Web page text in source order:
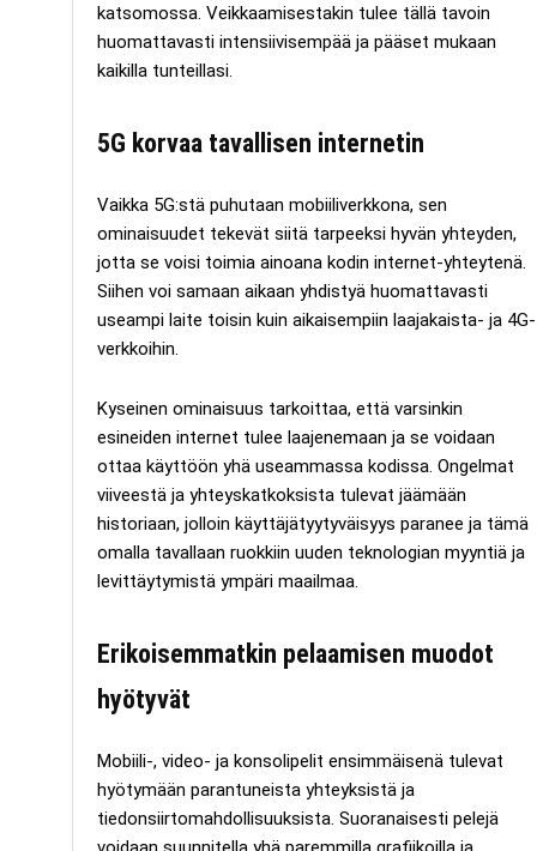
katsomossa. Veikkaamisestakin tulee tällä tavoin
huomattavasti intensiivisempää ja pääset mukaan
kaikilla tunteillasi.
5G korvaa tavallisen internetin
Vaikka 5G:stä puhutaan mobiiliverkkona, sen
ominaisuudet tekevät siitä tarpeeksi hyvän yhteyden,
jotta se voisi toimia ainoana kodin internet-yhteytenä.
Siihen voi samaan aikaan yhdistyä huomattavasti
useampi laite toisin kuin aikaisempiin laajakaista- ja 4G-
verkkoihin.
Kyseinen ominaisuus tarkoittaa, että varsinkin
esineiden internet tulee laajenemaan ja se voidaan
ottaa käyttöön yhä useammassa kodissa. Ongelmat
viiveestä ja yhteyskatkoksista tulevat jäämään
historiaan, jolloin käyttäjätyytyväisyys paranee ja tämä
omalla tavallaan ruokkiin uuden teknologian myyntiä ja
levittäytymistä ympäri maailmaa.
Erikoisemmatkin pelaamisen muodot
hyötyvät
Mobiili-, video- ja konsolipelit ensimmäisenä tulevat
hyötymään parantuneista yhteyksistä ja
tiedonsiirtomahdollisuuksista. Suoranaisesti pelejä